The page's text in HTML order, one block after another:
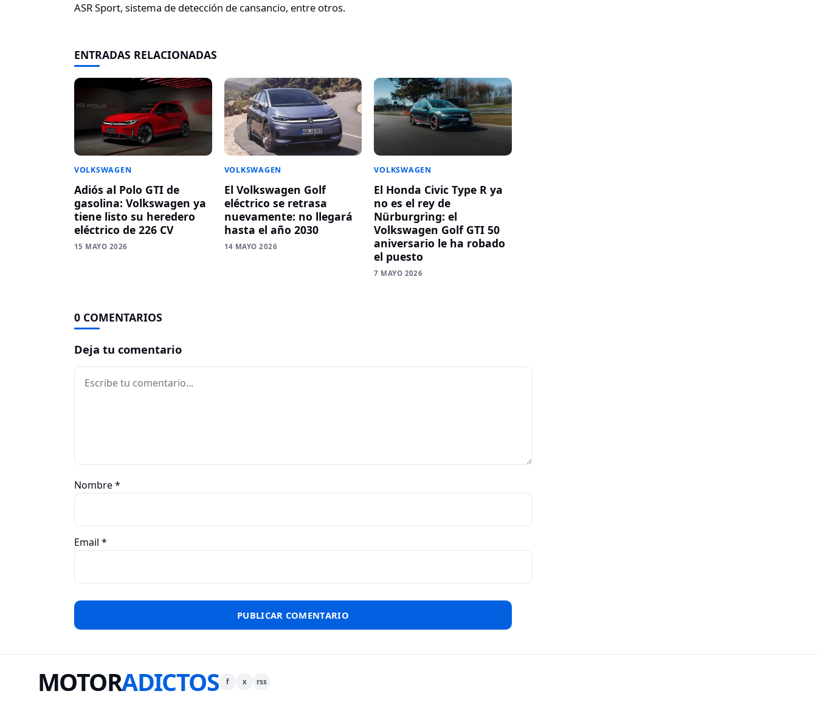
ASR Sport, sistema de detección de cansancio, entre otros.
ENTRADAS RELACIONADAS
VOLKSWAGEN
Adiós al Polo GTI de
gasolina: Volkswagen ya
tiene listo su heredero
eléctrico de 226 CV
15 MAYO 2026
VOLKSWAGEN
El Volkswagen Golf
eléctrico se retrasa
nuevamente: no llegará
hasta el año 2030
14 MAYO 2026
VOLKSWAGEN
El Honda Civic Type R ya
no es el rey de
Nürburgring: el
Volkswagen Golf GTI 50
aniversario le ha robado
el puesto
7 MAYO 2026
0 COMENTARIOS
Deja tu comentario
Comentario
Nombre*
Email *
MOTORADICTOS f x rss